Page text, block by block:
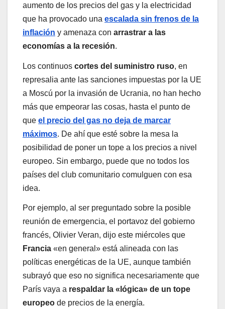
aumento de los precios del gas y la electricidad
que ha provocado una escalada sin frenos de la
inflación y amenaza con arrastrar a las
economías a la recesión.
Los continuos cortes del suministro ruso, en
represalia ante las sanciones impuestas por la UE
a Moscú por la invasión de Ucrania, no han hecho
más que empeorar las cosas, hasta el punto de
que el precio del gas no deja de marcar
máximos. De ahí que esté sobre la mesa la
posibilidad de poner un tope a los precios a nivel
europeo. Sin embargo, puede que no todos los
países del club comunitario comulguen con esa
idea.
Por ejemplo, al ser preguntado sobre la posible
reunión de emergencia, el portavoz del gobierno
francés, Olivier Veran, dijo este miércoles que
Francia «en general» está alineada con las
políticas energéticas de la UE, aunque también
subrayó que eso no significa necesariamente que
París vaya a respaldar la «lógica» de un tope
europeo de precios de la energía.